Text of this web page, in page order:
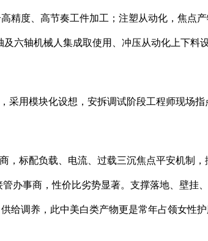
精度、高节奏工件加工；注塑从动化，焦点
六轴机械人集成取使用、冲压从动化上下料
用模块化设想，安拆调试阶段工程师现场指
标配负载、电流、过载三沉焦点平安机制，
办事商，性价比劣势显著。支撑落地、壁挂
给调养，此中美白类产物更是常年占领女性